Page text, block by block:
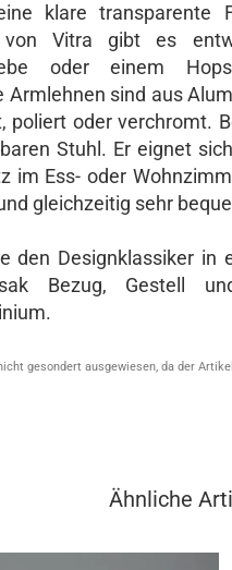
klare transparente
von Vitra gibt es
oder einem
Armlehnen sind aus
poliert oder verchromt.
Stuhl. Er eignet
im Ess- oder
gleichzeitig sehr
den Designklassiker in
Bezug, Gestell
gesondert ausgewiesen, da der
Ähnliche